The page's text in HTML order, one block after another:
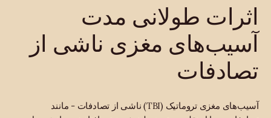
اثرات طولانی مدت
آسیب‌های مغزی ناشی از
تصادفات
آسیب‌های مغزی تروماتیک (TBI) ناشی از تصادفات - مانند